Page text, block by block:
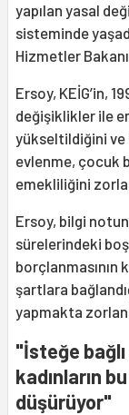
yapılan yasal
sisteminde
Hizmetler
Ersoy, KEİG’in,
değişiklikler ile
yükseltildiğini ve
evlenme, çocuk
emekliliğini
Ersoy, bilgi
sürelerindeki
borçlanmasının
şartlara
yapmakta
"İsteğe
kadınların
düşürüyor"